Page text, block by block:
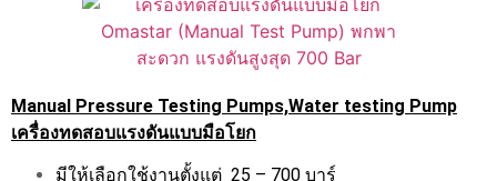
Manual Pressure Testing Pumps,Water testing Pump
เครื่องทดสอบแรงดันแบบมือโยก
มีให้เลือกใช้งานตั้งแต่ 25 – 700 บาร์